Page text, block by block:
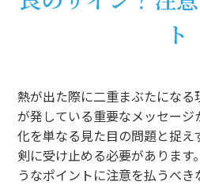
ト
熱が出た際に二重まぶたにな
が発している重要なメッセー
化を単なる見た目の問題と捉
剣に受け止める必要があります
うなポイントに注意を払うべき